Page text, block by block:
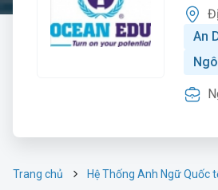
An
Trang chủ Hệ Thống Anh Ngữ Quốc